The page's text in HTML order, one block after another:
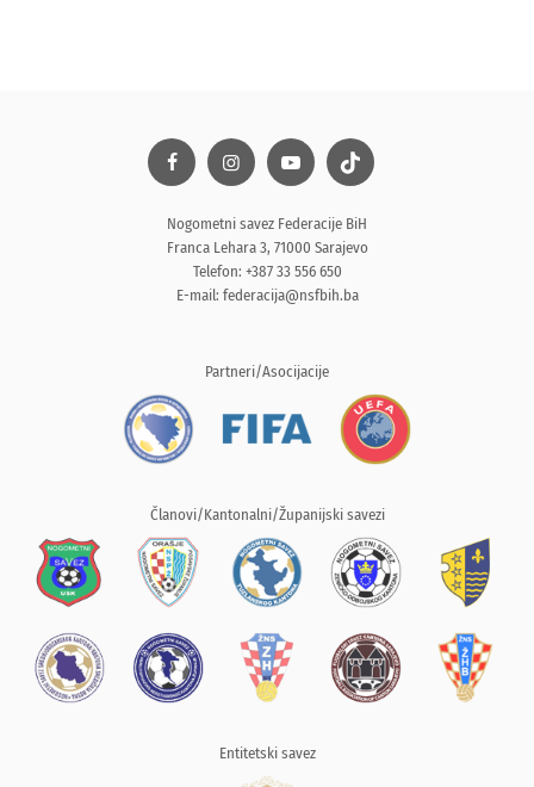
Nogometni savez Federacije BiH
Franca Lehara 3, 71000 Sarajevo
Telefon: +387 33 556 650
E-mail: federacija@nsfbih.ba
Partneri/Asocijacije
Članovi/Kantonalni/Županijski savezi
Entitetski savez